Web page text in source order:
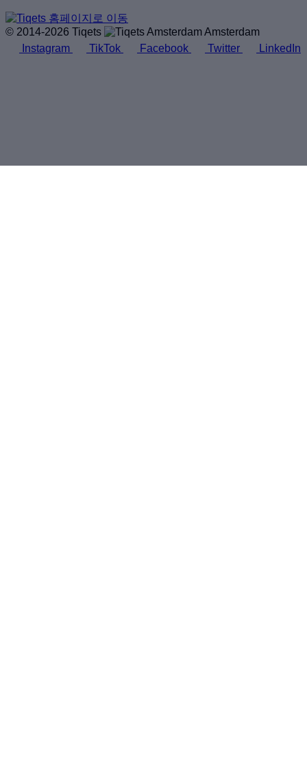
© 2014-2026 Tiqets
Amsterdam
Instagram
TikTok Facebook Twitter LinkedIn